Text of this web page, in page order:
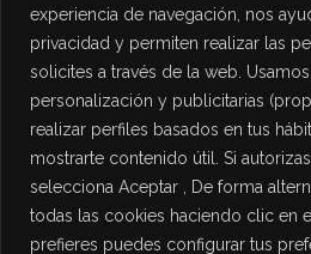
experiencia de navegación, nos
privacidad y permiten realizar las
solicites a través de la web.
personalización y publicitarias
realizar perfiles basados en tus
mostrarte contenido útil. Si
selecciona Aceptar , De forma
todas las cookies haciendo clic en
prefieres puedes configurar tus
PROTECCIÓN DE DATOS
Política de Privacidad
Política de Cookies
Aviso Legal